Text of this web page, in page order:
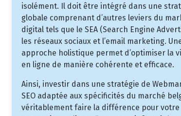
isolément. Il doit être intégré dans une
globale comprenant d’autres leviers du
digital tels que le SEA (Search Engine
les réseaux sociaux et l’email marketing.
approche holistique permet d’optimiser la
en ligne de manière cohérente et efficace.
Ainsi, investir dans une stratégie de
SEO adaptée aux spécificités du marché
véritablement faire la différence pour votre